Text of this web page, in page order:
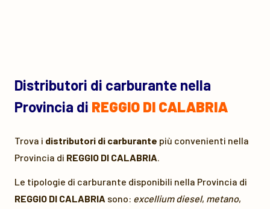
Distributori di carburante nella
Provincia di REGGIO DI CALABRIA
Trova i distributori di carburante più convenienti nella
Provincia di REGGIO DI CALABRIA.
Le tipologie di carburante disponibili nella Provincia di
REGGIO DI CALABRIA sono: excellium diesel, metano,